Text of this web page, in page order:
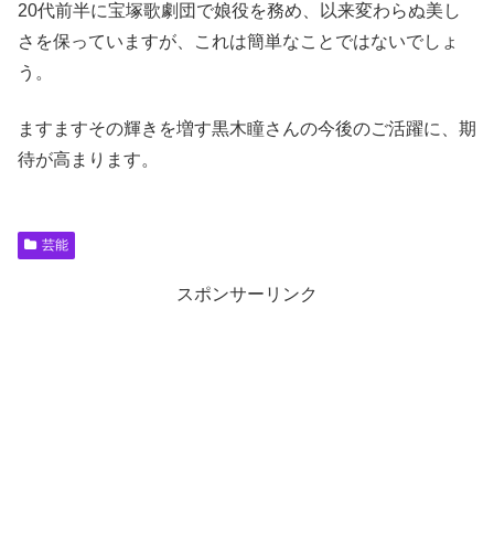
20代前半に宝塚歌劇団で娘役を務め、以来変わらぬ美し
さを保っていますが、これは簡単なことではないでしょ
う。
ますますその輝きを増す黒木瞳さんの今後のご活躍に、期
待が高まります。
芸能
スポンサーリンク